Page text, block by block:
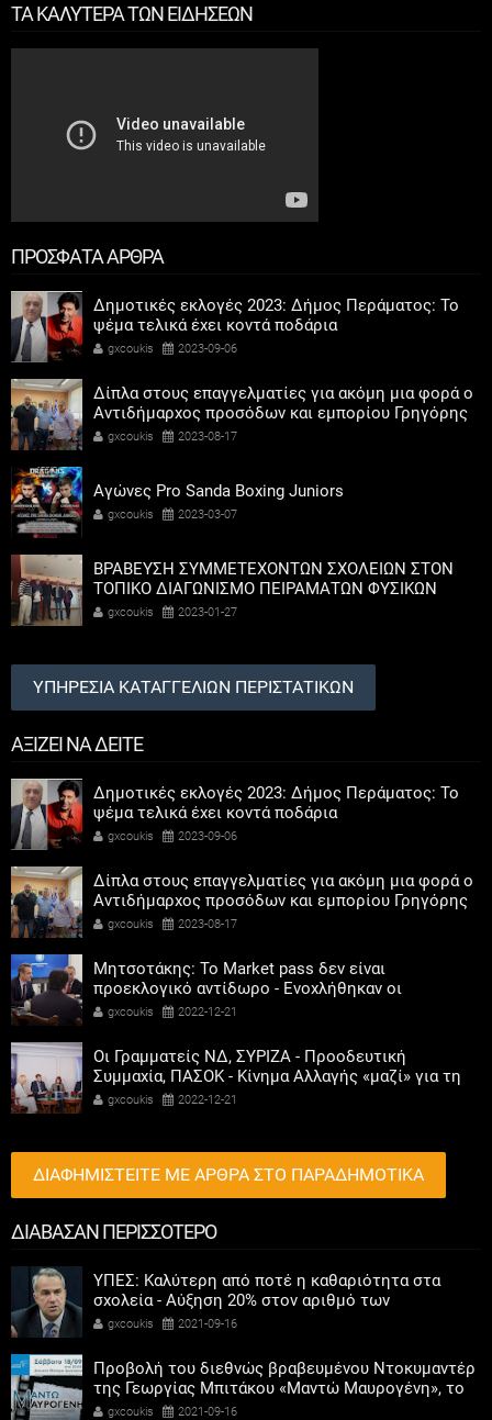
ΤΑ ΚΑΛΥΤΕΡΑ ΤΩΝ ΕΙΔΗΣΕΩΝ
ΠΡΟΣΦΑΤΑ ΑΡΘΡΑ
Δημοτικές εκλογές 2023: Δήμος Περάματος: Το
ψέμα τελικά έχει κοντά ποδάρια
gxcoukis 2023-09-06
Δίπλα στους επαγγελματίες για ακόμη μια φορά ο
Αντιδήμαρχος προσόδων και εμπορίου Γρηγόρης
Καψοκόλης
gxcoukis 2023-08-17
Αγώνες Pro Sanda Boxing Juniors
gxcoukis 2023-03-07
ΒΡΑΒΕΥΣΗ ΣΥΜΜΕΤΕΧΟΝΤΩΝ ΣΧΟΛΕΙΩΝ ΣΤΟΝ
ΤΟΠΙΚΟ ΔΙΑΓΩΝΙΣΜΟ ΠΕΙΡΑΜΑΤΩΝ ΦΥΣΙΚΩΝ
ΕΠΙΣΤΗΜΩΝ
gxcoukis 2023-01-27
ΥΠΗΡΕΣΙΑ ΚΑΤΑΓΓΕΛΙΩΝ ΠΕΡΙΣΤΑΤΙΚΩΝ
ΑΞΙΖΕΙ ΝΑ ΔΕΙΤΕ
Δημοτικές εκλογές 2023: Δήμος Περάματος: Το
ψέμα τελικά έχει κοντά ποδάρια
gxcoukis 2023-09-06
Δίπλα στους επαγγελματίες για ακόμη μια φορά ο
Αντιδήμαρχος προσόδων και εμπορίου Γρηγόρης
Καψοκόλης
gxcoukis 2023-08-17
Μητσοτάκης: Το Market pass δεν είναι
προεκλογικό αντίδωρο - Ενοχλήθηκαν οι
αριστεροί του χαβιαριού
gxcoukis 2022-12-21
Οι Γραμματείς ΝΔ, ΣΥΡΙΖΑ - Προοδευτική
Συμμαχία, ΠΑΣΟΚ - Κίνημα Αλλαγής «μαζί» για τη
συμμετοχή των γυναικών στην πολιτική
gxcoukis 2022-12-21
ΔΙΑΦΗΜΙΣΤΕΙΤΕ ΜΕ ΑΡΘΡΑ ΣΤΟ ΠΑΡΑΔΗΜΟΤΙΚΑ
ΔΙΑΒΑΣΑΝ ΠΕΡΙΣΣΟΤΕΡΟ
ΥΠΕΣ: Καλύτερη από ποτέ η καθαριότητα στα
σχολεία - Αύξηση 20% στον αριθμό των
καθαριστριών και 22% στις ώρες απασχόλησής
gxcoukis 2021-09-16
Προβολή του διεθνώς βραβευμένου Ντοκυμαντέρ
της Γεωργίας Μπιτάκου «Μαντώ Μαυρογένη», το
Σάββατο 18/9 στις 20:00 στον Παλιό Σταθμό
gxcoukis 2021-09-16